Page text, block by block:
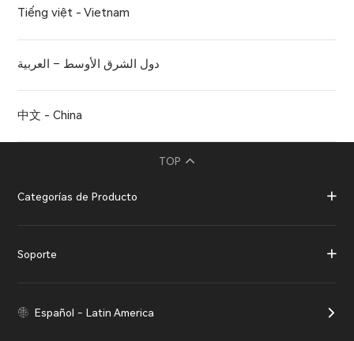
Tiếng việt - Vietnam
دول الشرق الأوسط – العربية
中文 - China
TOP
Categorías de Producto
Soporte
Español - Latin America